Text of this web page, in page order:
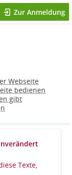
Zur Anmeldung
Webseite
bedienen
gibt
Texte,